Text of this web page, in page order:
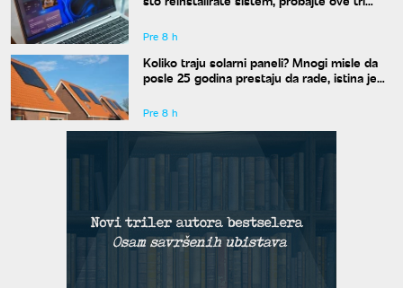
Pre 8 h
Koliko traju solarni paneli? Mnogi misle da
posle 25 godina prestaju da rade, istina je
Pre 8 h